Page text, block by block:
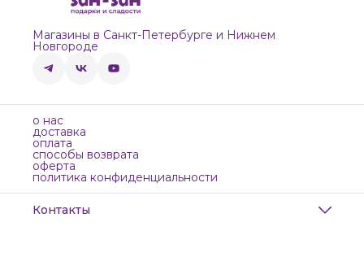
Магазины в Санкт-Петербурге и Нижнем
Новгороде
о нас
доставка
оплата
способы возврата
оферта
политика конфиденциальности
Контакты